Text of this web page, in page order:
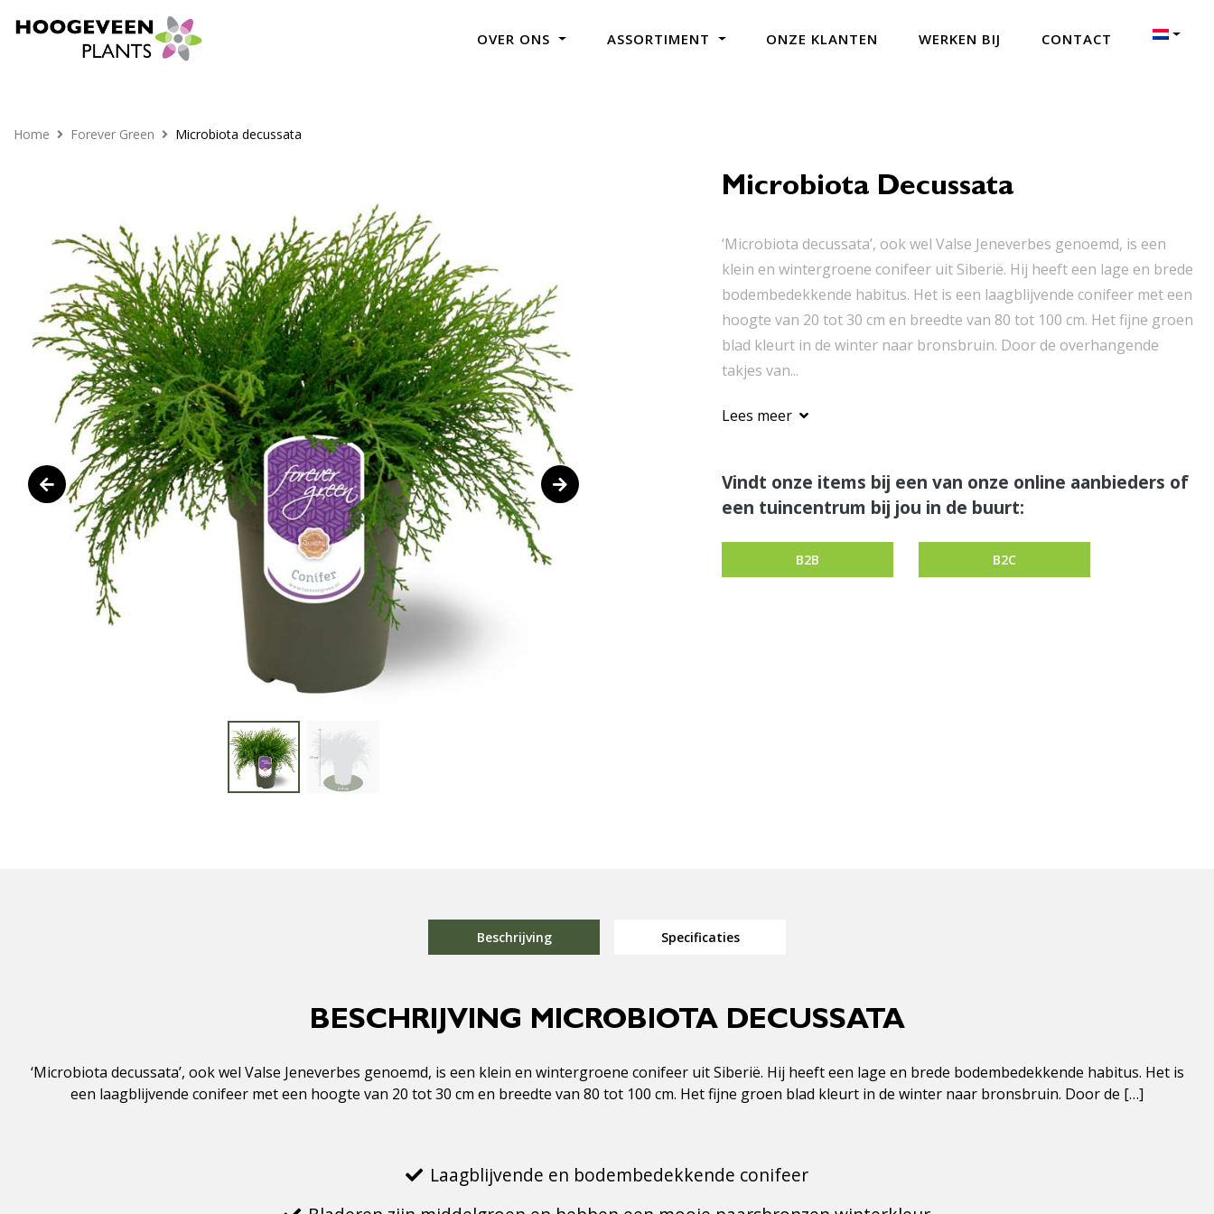
OVER ONS ASSORTIMENT ONZE KLANTEN WERKEN BIJ CONTACT
Home Forever Green Microbiota decussata
Microbiota Decussata
‘Microbiota decussata’, ook wel Valse Jeneverbes genoemd, is een
klein en wintergroene conifeer uit Siberië. Hij heeft een lage en brede
bodembedekkende habitus. Het is een laagblijvende conifeer met een
hoogte van 20 tot 30 cm en breedte van 80 tot 100 cm. Het fijne groen
blad kleurt in de winter naar bronsbruin. Door de overhangende
takjes van...
Lees meer
Vindt onze items bij een van onze online aanbieders of
een tuincentrum bij jou in de buurt:
B2B B2C
Beschrijving Specificaties
BESCHRIJVING MICROBIOTA DECUSSATA
‘Microbiota decussata’, ook wel Valse Jeneverbes genoemd, is een klein en wintergroene conifeer uit Siberië. Hij heeft een lage en brede bodembedekkende habitus. Het is
een laagblijvende conifeer met een hoogte van 20 tot 30 cm en breedte van 80 tot 100 cm. Het fijne groen blad kleurt in de winter naar bronsbruin. Door de […]
Laagblijvende en bodembedekkende conifeer